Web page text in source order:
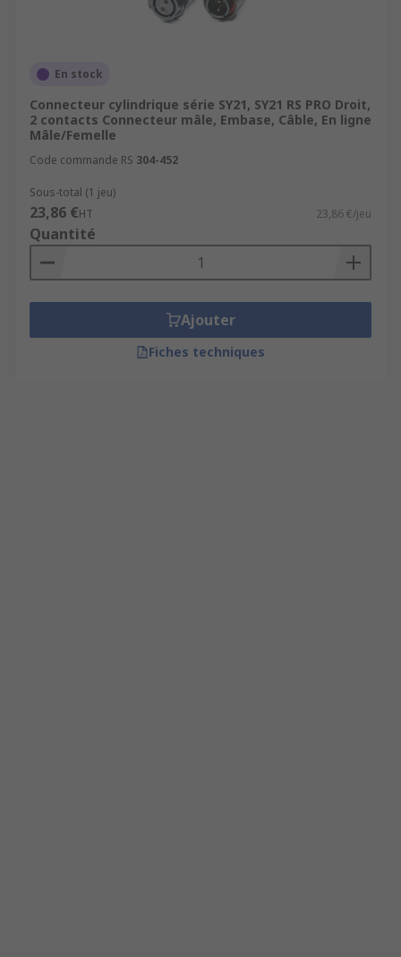
En stock
Connecteur cylindrique série SY21, SY21 RS PRO Droit,
2 contacts Connecteur mâle, Embase, Câble, En ligne
Mâle/Femelle
Code commande RS 304-452
Sous-total (1 jeu)
23,86 €HT 23,86 €/jeu
Quantité
Ajouter
Fiches techniques